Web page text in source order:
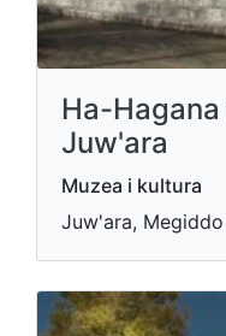
Ha-
Juw'ara
Muzea i kultura
Juw'ara,